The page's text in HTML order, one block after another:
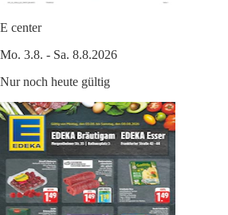
E center
Mo. 3.8. - Sa. 8.8.2026
Nur noch heute gültig